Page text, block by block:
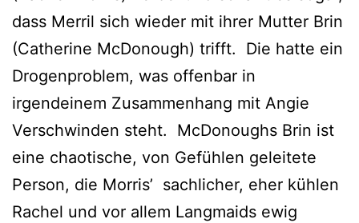
dass Merril sich wieder mit ihrer Mutter Brin
(Catherine McDonough) trifft. Die hatte ein
Drogenproblem, was offenbar in
irgendeinem Zusammenhang mit Angie
Verschwinden steht. McDonoughs Brin ist
eine chaotische, von Gefühlen geleitete
Person, die Morris’ sachlicher, eher kühlen
Rachel und vor allem Langmaids ewig